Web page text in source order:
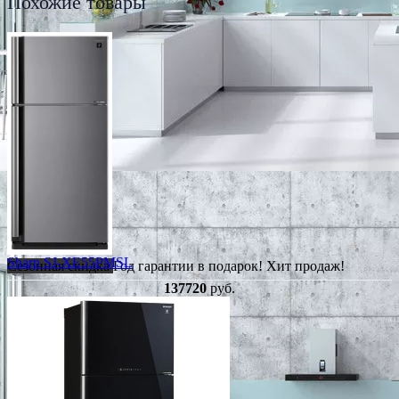
Сезонная скидкаГод гарантии в подарок!Хит продаж!
Sharp SJ-XE55PMSL
137720 руб.